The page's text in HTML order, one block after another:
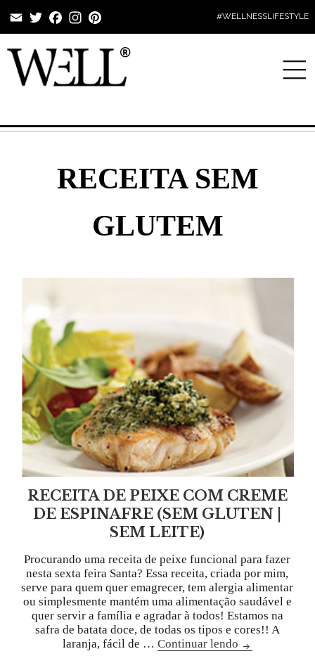
EmailTwitterFacebookInstagram #WELLNESSLIFESTYLE
RECEITA SEM
GLUTEM
RECEITA DE PEIXE COM CREME
DE ESPINAFRE (SEM GLUTEN |
SEM LEITE)
Procurando uma receita de peixe funcional para fazer
nesta sexta feira Santa? Essa receita, criada por mim,
serve para quem quer emagrecer, tem alergia alimentar
ou simplesmente mantém uma alimentação saudável e
quer servir a família e agradar à todos! Estamos na
safra de batata doce, de todas os tipos e cores!! A
laranja, fácil de … Continuar lendo